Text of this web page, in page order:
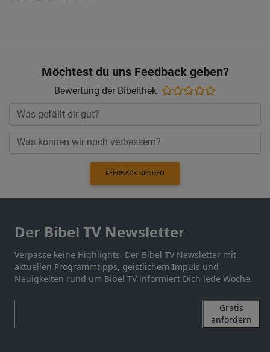
Möchtest du uns Feedback geben?
Bewertung der Bibelthek
FEEDBACK SENDEN
Der Bibel TV Newsletter
Verpasse keine Highlights. Der Bibel TV Newsletter mit
aktuellen Programmtipps, geistlichem Impuls und
Neuigkeiten rund um Bibel TV informiert Dich jede Woche.
Gratis
anfordern